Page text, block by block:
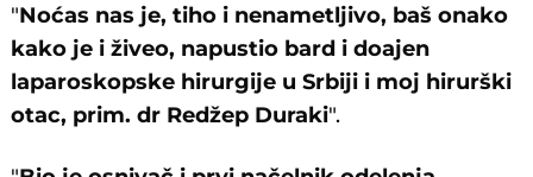
"Noćas nas je, tiho i nenametljivo, baš onako
kako je i živeo, napustio bard i doajen
laparoskopske hirurgije u Srbiji i moj hirurški
otac, prim. dr Redžep Duraki".